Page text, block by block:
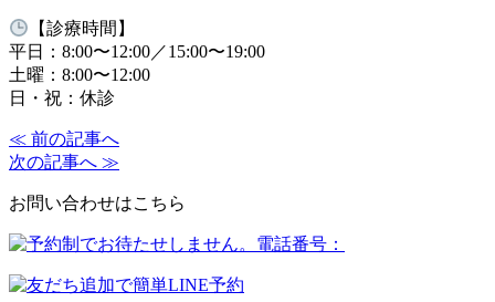
【診療時間】
平日：8:00〜12:00／15:00〜19:00
土曜：8:00〜12:00
日・祝：休診
≪ 前の記事へ
次の記事へ ≫
お問い合わせはこちら